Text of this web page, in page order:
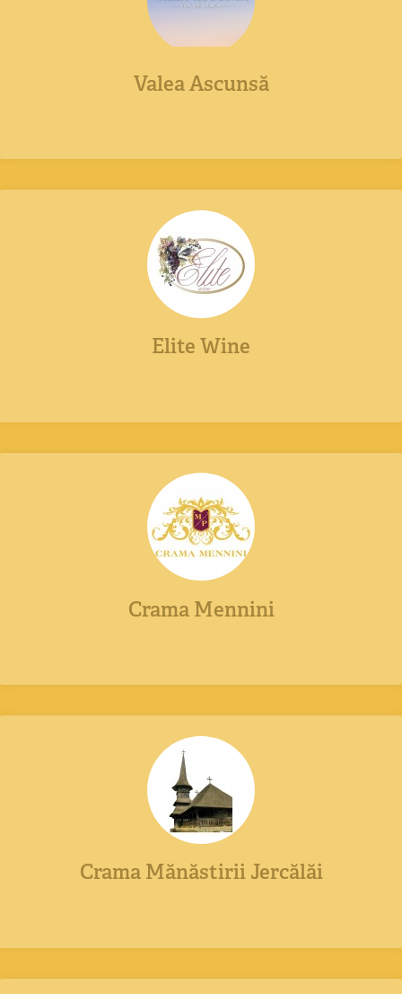
Valea Ascunsă
Elite Wine
Crama Mennini
Crama Mănăstirii Jercălăi